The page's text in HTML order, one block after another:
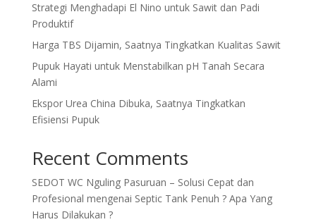
Strategi Menghadapi El Nino untuk Sawit dan Padi
Produktif
Harga TBS Dijamin, Saatnya Tingkatkan Kualitas Sawit
Pupuk Hayati untuk Menstabilkan pH Tanah Secara
Alami
Ekspor Urea China Dibuka, Saatnya Tingkatkan
Efisiensi Pupuk
Recent Comments
SEDOT WC Nguling Pasuruan – Solusi Cepat dan
Profesional mengenai Septic Tank Penuh ? Apa Yang
Harus Dilakukan ?